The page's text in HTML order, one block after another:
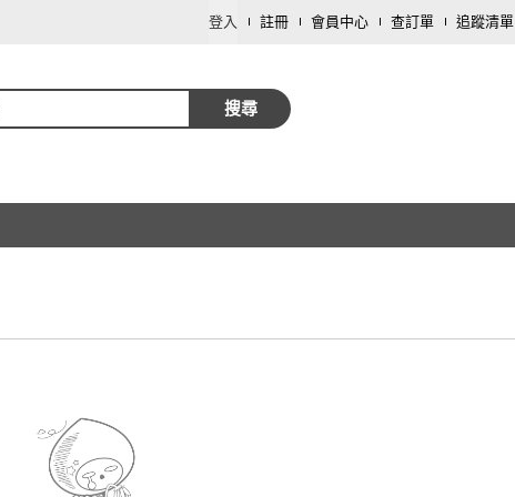
登入 註冊 會員中心 查訂單 追蹤清單
搜尋